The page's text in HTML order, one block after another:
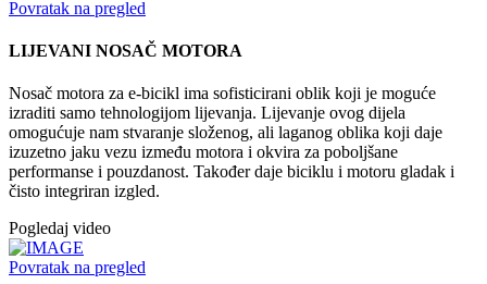
Povratak na pregled
LIJEVANI NOSAČ MOTORA
Nosač motora za e-bicikl ima sofisticirani oblik koji je moguće
izraditi samo tehnologijom lijevanja. Lijevanje ovog dijela
omogućuje nam stvaranje složenog, ali laganog oblika koji daje
izuzetno jaku vezu između motora i okvira za poboljšane
performanse i pouzdanost. Također daje biciklu i motoru gladak i
čisto integriran izgled.
Pogledaj video
Povratak na pregled